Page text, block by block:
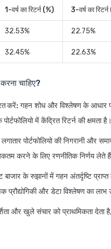
1-वर्ष का रिटर्न (%) 3-वर्ष का
32.53% 22.75%
32.45% 22.63%
चाहिए?
करें: गहन शोध और विश्लेषण के आधार
में केंद्रित रिटर्न की क्षमता है।
पोर्टफोलियो की निगरानी और
करने के लिए रणनीतिक निर्णय लेते
बाजार के रुझानों में गहन अंतर्दृष्टि
और डेटा विश्लेषण का लाभ
और खुले संचार को प्राथमिकता